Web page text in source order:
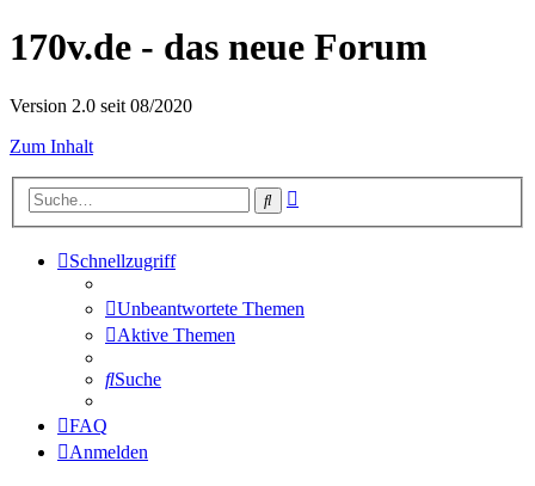
170v.de - das neue Forum
Version 2.0 seit 08/2020
Zum Inhalt
Suche
Schnellzugriff
Unbeantwortete Themen
Aktive Themen
Suche
FAQ
Anmelden